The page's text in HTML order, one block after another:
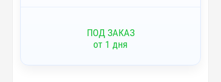
ПОД ЗАКАЗ
от 1 дня